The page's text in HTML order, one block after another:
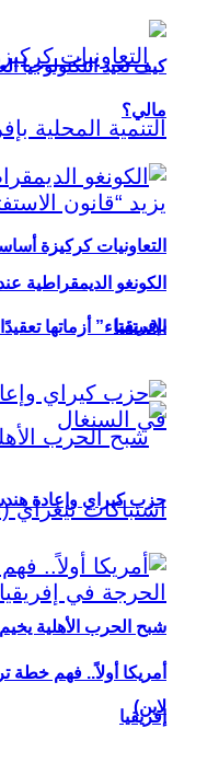
التعاونيات كركيزة
بإفريقيا
شبح الحرب الأهلية يخيم
لاين)
كيف تعيد التكنولوجيا
مالي؟
الكونغو الديمقراطية
الاستفتاء” أزماتها
حزب كيراي وإعادة
أمريكا أولاً.. فهم خطة
إفريقيا